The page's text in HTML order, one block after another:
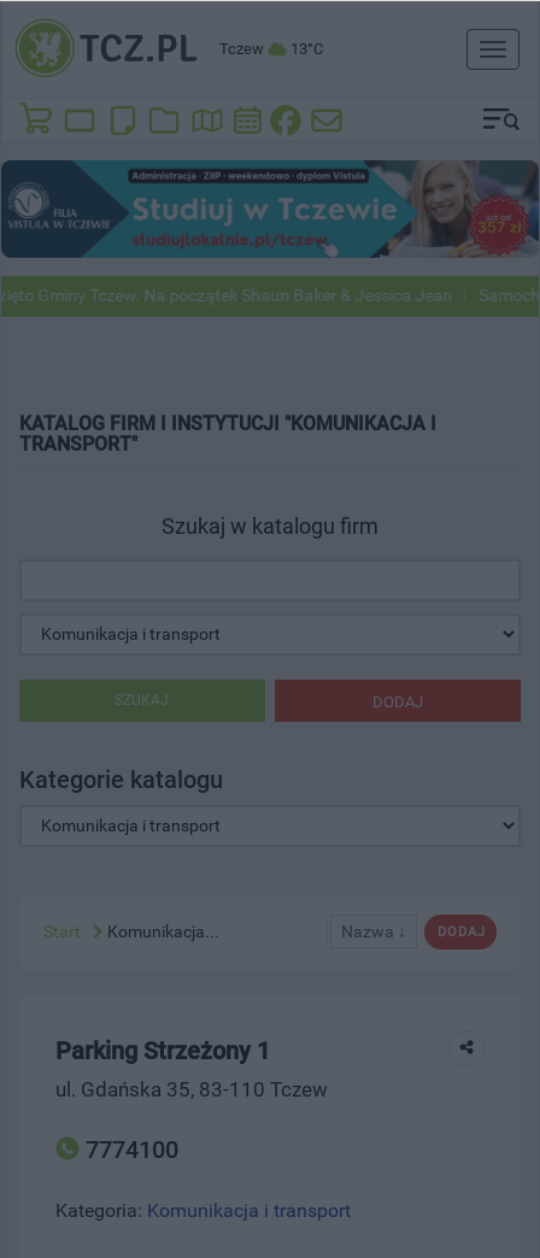
Tczew 13°C
Toggle
Gminy Tczew. Na początek Shaun Baker & Jessica Jean
KATALOG FIRM I INSTYTUCJI "KOMUNIKACJA I
TRANSPORT"
Szukaj w katalogu firm
DODAJ
SZUKAJ
Kategorie katalogu
DODAJ
Nazwa ↓
Start Komunikacja...
Parking Strzeżony 1
ul. Gdańska 35, 83-110 Tczew
7774100
Kategoria: Komunikacja i transport